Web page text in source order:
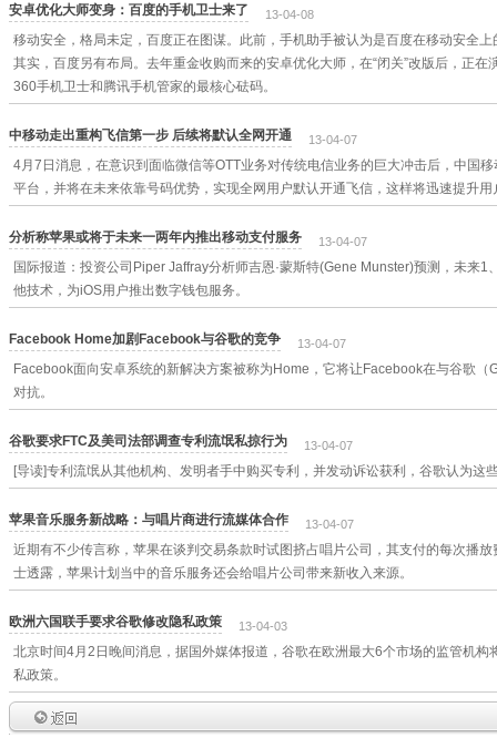
安卓优化大师变身：百度的手机卫士来了 13-04-08
移动安全，格局未定，百度正在图谋。此前，手机助手被认为是百度在移动安全
其实，百度另有布局。去年重金收购而来的安卓优化大师，在“闭关”改版后，正
360手机卫士和腾讯手机管家的最核心砝码。
中移动走出重构飞信第一步 后续将默认全网开通 13-04-07
4月7日消息，在意识到面临微信等OTT业务对传统电信业务的巨大冲击后，中国
平台，并将在未来依靠号码优势，实现全网用户默认开通飞信，这样将迅速提升用
分析称苹果或将于未来一两年内推出移动支付服务 13-04-07
国际报道：投资公司Piper Jaffray分析师吉恩·蒙斯特(Gene Munster)预测，未来
他技术，为iOS用户推出数字钱包服务。
Facebook Home加剧Facebook与谷歌的竞争 13-04-07
Facebook面向安卓系统的新解决方案被称为Home，它将让Facebook在与谷歌
对抗。
谷歌要求FTC及美司法部调查专利流氓私掠行为 13-04-07
[导读]专利流氓从其他机构、发明者手中购买专利，并发动诉讼获利，谷歌认为这
苹果音乐服务新战略：与唱片商进行流媒体合作 13-04-07
近期有不少传言称，苹果在谈判交易条款时试图挤占唱片公司，其支付的每次播
士透露，苹果计划当中的音乐服务还会给唱片公司带来新收入来源。
欧洲六国联手要求谷歌修改隐私政策 13-04-03
北京时间4月2日晚间消息，据国外媒体报道，谷歌在欧洲最大6个市场的监管机构
私政策。